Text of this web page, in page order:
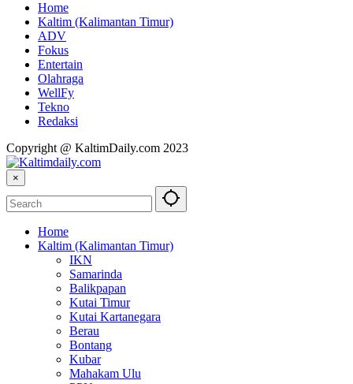
Home
Kaltim (Kalimantan Timur)
ADV
Fokus
Entertain
Olahraga
WellFy
Tekno
Redaksi
Copyright @ KaltimDaily.com 2023
×
Home
Kaltim (Kalimantan Timur)
IKN
Samarinda
Balikpapan
Kutai Timur
Kutai Kartanegara
Berau
Bontang
Kubar
Mahakam Ulu